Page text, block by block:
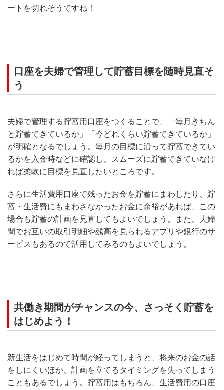
ートを切れそうですね！
口座を夫婦で管理して貯蓄目標を随時見直そ
う
夫婦で管理する貯蓄用口座をつくることで、「毎月きちん
と貯蓄できているか」「今どれくらい貯蓄できているか」
が明確となるでしょう。毎月の目標に沿って貯蓄できてい
るかを入金時などに確認し、スムーズに貯蓄できていなけ
れば柔軟に目標を見直したいところです。
さらに生活費用口座で残ったお金を貯蓄にまわしたり、貯
蓄・生活費にもまわさなかったお金に余裕があれば、この
場合も貯蓄の計画を見直してもよいでしょう。また、夫婦
間でお互いの取引明細や残高を見られるアプリや銀行のサ
ービスもあるので活用してみるのもよいでしょう。
共働き期間がチャンスの今、さっそく貯蓄を
はじめよう！
新生活をはじめて時間が経ってしまうと、将来のお金の話
をしにくいほか、計画を立てるタイミングを失ってしまう
こともあるでしょう。貯蓄用はもちろん、生活費用の口座